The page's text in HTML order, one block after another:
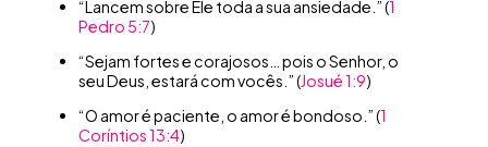
“Lancem sobre Ele toda a sua ansiedade.” (1
Pedro 5:7)
“Sejam fortes e corajosos… pois o Senhor, o
seu Deus, estará com vocês.” (Josué 1:9)
“O amor é paciente, o amor é bondoso.” (1
Coríntios 13:4)